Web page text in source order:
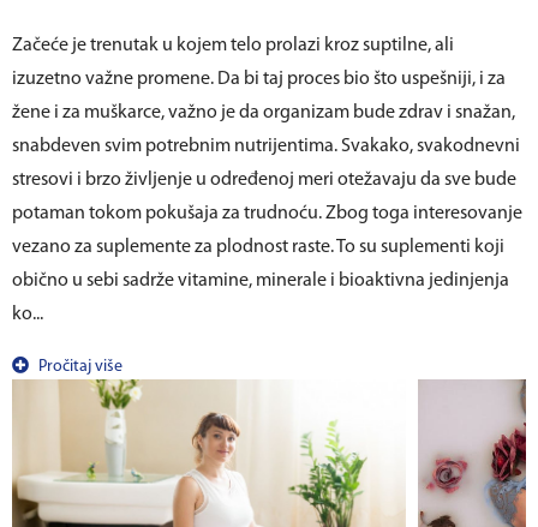
Začeće je trenutak u kojem telo prolazi kroz suptilne, ali
izuzetno važne promene. Da bi taj proces bio što uspešniji, i za
žene i za muškarce, važno je da organizam bude zdrav i snažan,
snabdeven svim potrebnim nutrijentima. Svakako, svakodnevni
stresovi i brzo življenje u određenoj meri otežavaju da sve bude
potaman tokom pokušaja za trudnoću. Zbog toga interesovanje
vezano za suplemente za plodnost raste. To su suplementi koji
obično u sebi sadrže vitamine, minerale i bioaktivna jedinjenja
ko...
Pročitaj više